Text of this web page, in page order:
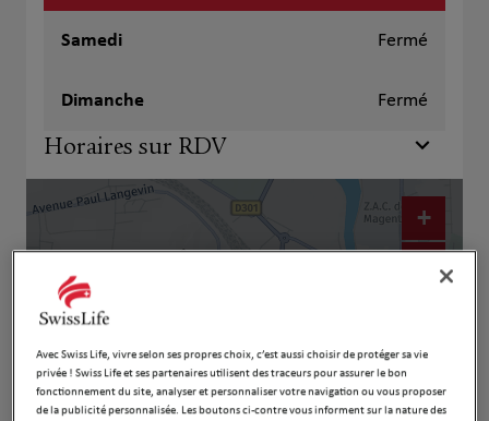
Samedi Fermé
Dimanche Fermé
Horaires sur RDV
+
Avec Swiss Life, vivre selon ses propres choix, c’est aussi choisir de protéger sa vie
privée ! Swiss Life et ses partenaires utilisent des traceurs pour assurer le bon
fonctionnement du site, analyser et personnaliser votre navigation ou vous proposer
de la publicité personnalisée. Les boutons ci-contre vous informent sur la nature des